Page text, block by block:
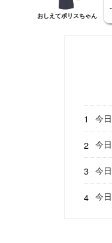
おしえてポリスちゃん
今
今
今
今